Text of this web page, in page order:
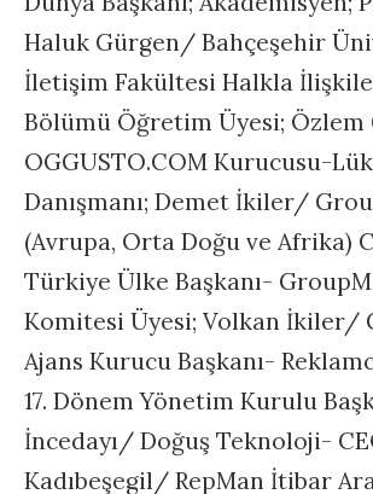
Haluk Gürgen/ Bahçeşehir
İletişim Fakültesi Halkla
Bölümü Öğretim Üyesi;
OGGUSTO.COM Kurucusu-
Danışmanı; Demet İkiler/
(Avrupa, Orta Doğu ve Afrika)
Türkiye Ülke Başkanı-
Komitesi Üyesi; Volkan İkiler/
Ajans Kurucu Başkanı-
17. Dönem Yönetim Kurulu
İncedayı/ Doğuş Teknoloji-
Kadıbeşegil/ RepMan İtibar